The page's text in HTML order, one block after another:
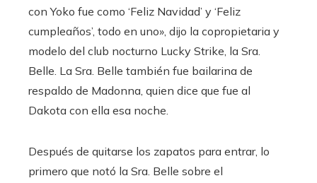
con Yoko fue como ‘Feliz Navidad’ y ‘Feliz
cumpleaños’, todo en uno», dijo la copropietaria y
modelo del club nocturno Lucky Strike, la Sra.
Belle. La Sra. Belle también fue bailarina de
respaldo de Madonna, quien dice que fue al
Dakota con ella esa noche.
Después de quitarse los zapatos para entrar, lo
primero que notó la Sra. Belle sobre el